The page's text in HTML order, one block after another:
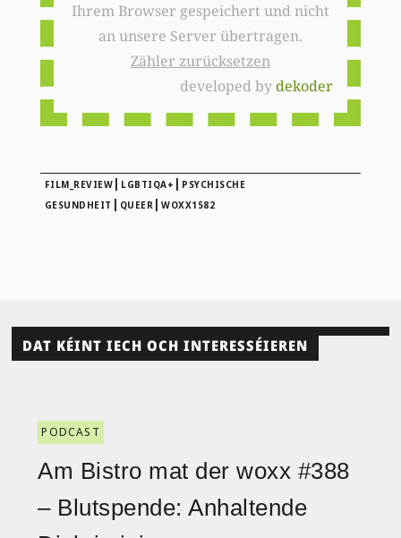
Ihrem Browser gespeichert und nicht
an unsere Server übertragen.
Zähler zurücksetzen
developed bydekoder
FILM_REVIEW | LGBTIQA+ | PSYCHISCHE
GESUNDHEIT | QUEER |WOXX1582
DAT KÉINT IECH OCH INTERESSÉIEREN
PODCAST
Am Bistro mat der woxx #388
– Blutspende: Anhaltende